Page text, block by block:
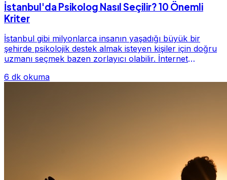
İstanbul'da Psikolog Nasıl Seçilir? 10 Önemli
Kriter
İstanbul gibi milyonlarca insanın yaşadığı büyük bir
şehirde psikolojik destek almak isteyen kişiler için doğru
uzmanı seçmek bazen zorlayıcı olabilir. İnternet
6 dk okuma